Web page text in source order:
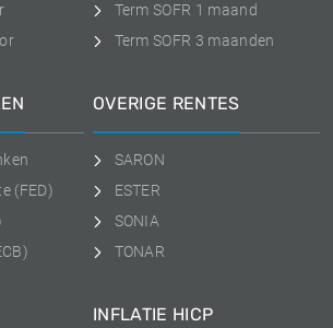
Term SOFR 1 maand
Term SOFR 3 maanden
(FED)
OVERIGE RENTES
SARON
ESTER
SONIA
TONAR
INFLATIE HICP